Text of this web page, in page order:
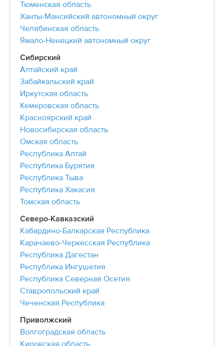
Тюменская область
Ханты-Мансийский автономный округ
Челябинская область
Ямало-Ненецкий автономный округ
Сибирский
Алтайский край
Забайкальский край
Иркутская область
Кемеровская область
Красноярский край
Новосибирская область
Омская область
Республика Алтай
Республика Бурятия
Республика Тыва
Республика Хакасия
Томская область
Северо-Кавказский
Кабардино-Балкарская Республика
Карачаево-Черкесская Республика
Республика Дагестан
Республика Ингушетия
Республика Северная Осетия
Ставропольский край
Чеченская Республика
Приволжский
Волгоградская область
Кировская область